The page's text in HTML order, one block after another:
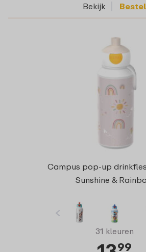
Bekijk Bestel
Campus pop-up
Sunshine &
31 kleuren
99